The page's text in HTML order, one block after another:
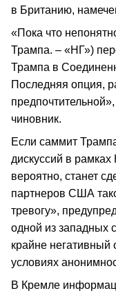
в Британию,
«Пока что
Трампа. – «НГ»)
Трампа в
Последняя опция,
чиновник.
Если саммит
дискуссий в
вероятно, станет
партнеров США
тревогу»,
одной из западных
крайне негативный
условиях
В Кремле